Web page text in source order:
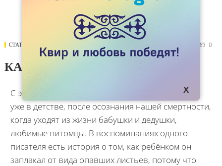
СТАТЬИ 3783 
КАМИНГ-АУТ КАК ВОЛНА
С экзистенциальными страхами мы знакомимся
уже в детстве, после осознания нашей смертности,
когда уходят из жизни бабушки и дедушки,
любимые питомцы. В воспоминаниях одного
писателя есть история о том, как ребёнком он
заплакал от вида опавших листьев, потому что